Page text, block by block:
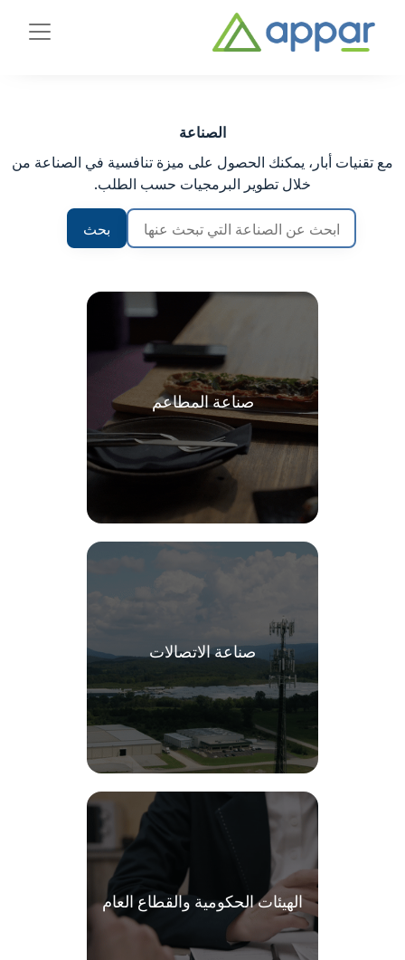
الصناعة
مع تقنيات أبار، يمكنك الحصول على ميزة تنافسية في الصناعة من
خلال تطوير البرمجيات حسب الطلب.
بحث
صناعة المطاعم
صناعة الاتصالات
الهيئات الحكومية والقطاع العام